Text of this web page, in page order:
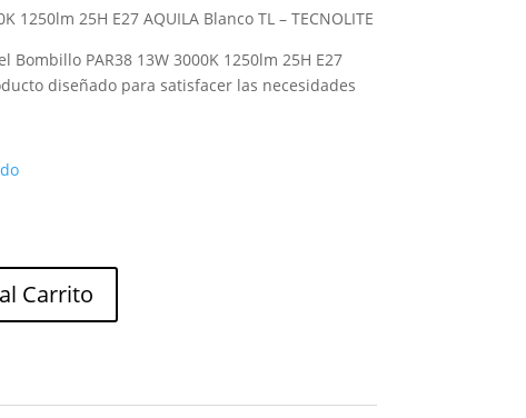
1250lm 25H E27 AQUILA Blanco TL – TECNOLITE
Bombillo PAR38 13W 3000K 1250lm 25H E27
diseñado para satisfacer las necesidades
Carrito